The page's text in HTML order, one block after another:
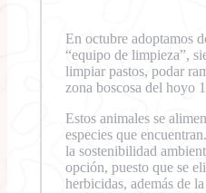
En octubre adoptamos
“equipo de limpieza”,
limpiar pastos, podar
zona boscosa del hoyo
Estos animales se
especies que
la sostenibilidad
opción, puesto que se
herbicidas, además de